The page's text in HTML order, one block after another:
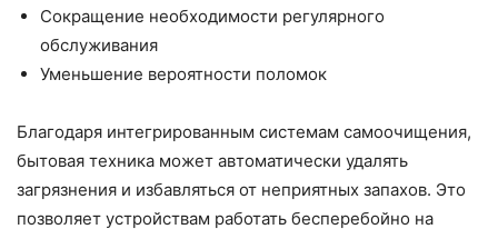
Сокращение необходимости регулярного
обслуживания
Уменьшение вероятности поломок
Благодаря интегрированным системам самоочищения,
бытовая техника может автоматически удалять
загрязнения и избавляться от неприятных запахов. Это
позволяет устройствам работать бесперебойно на